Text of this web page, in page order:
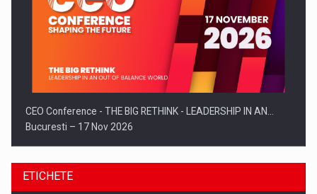
CEO Conference - THE BIG RETHINK - LEADERSHIP IN AN…
Bucuresti – 17 Nov 2026
ETICHETE